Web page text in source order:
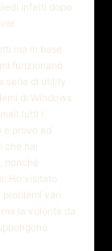
infatti dopo
ma in base
funzionano
serie di utility
di Windows
tutti i
e provo ad
che hai
nonchè
Ho visitato
problemi vari
ma la volontà da